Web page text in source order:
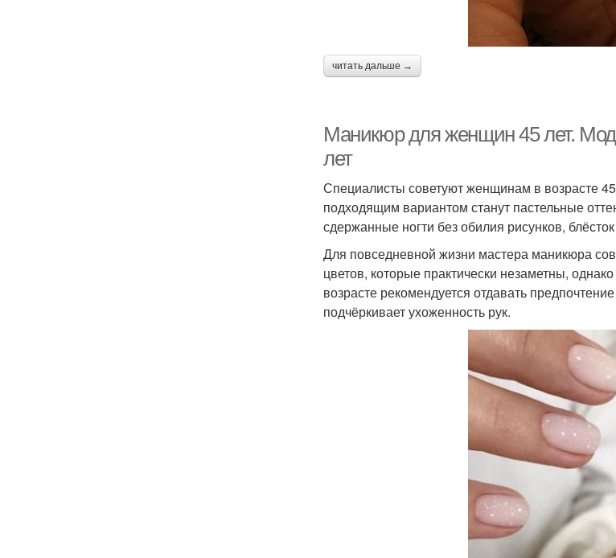
читать дальше →
Маникюр для женщин 45 лет.
лет
Специалисты советуют женщинам в возрасте
подходящим вариантом станут пастельные
сдержанные ногти без обилия рисунков,
Для повседневной жизни мастера маникюра
цветов, которые практически незаметны,
возрасте рекомендуется отдавать
подчёркивает ухоженность рук.